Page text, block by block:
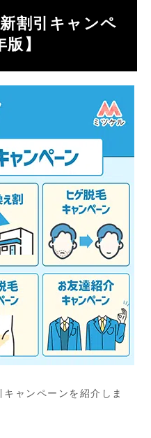
割引キャンペ
】
ャンペーンを紹介しま